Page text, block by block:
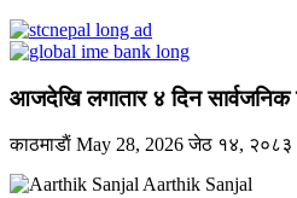
आजदेखि लगातार ४ दिन सार्वजनिक
काठमाडाैं May 28, 2026जेठ १४, २०८३
Aarthik Sanjal